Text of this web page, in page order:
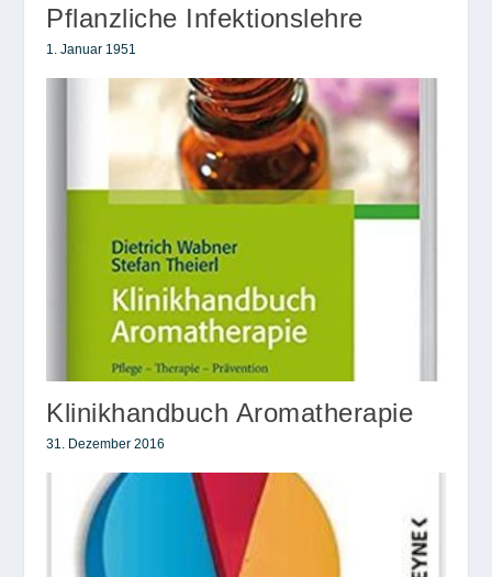
Pflanzliche Infektionslehre
1. Januar 1951
Klinikhandbuch Aromatherapie
31. Dezember 2016